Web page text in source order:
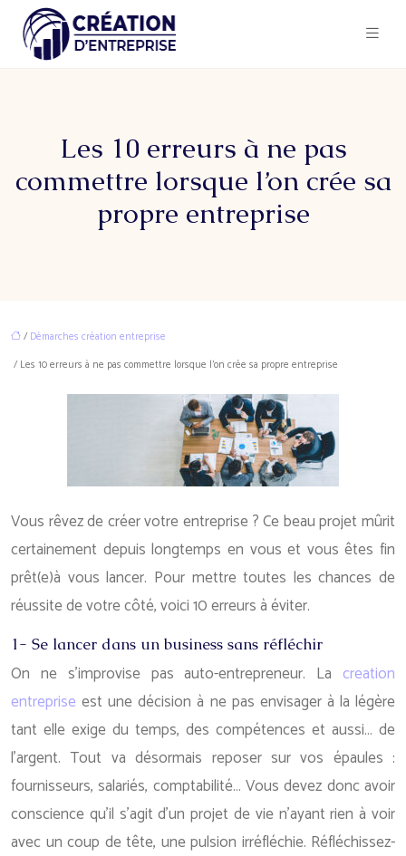
Les 10 erreurs à ne pas
commettre lorsque l’on crée sa
propre entreprise
/ Démarches création entreprise
/ Les 10 erreurs à ne pas commettre lorsque l’on crée sa propre entreprise
Vous rêvez de créer votre entreprise ? Ce beau projet mûrit
certainement depuis longtemps en vous et vous êtes fin
prêt(e)à vous lancer. Pour mettre toutes les chances de
réussite de votre côté, voici 10 erreurs à éviter.
1- Se lancer dans un business sans réfléchir
On ne s’improvise pas auto-entrepreneur. La creation
entreprise est une décision à ne pas envisager à la légère
tant elle exige du temps, des compétences et aussi… de
l’argent. Tout va désormais reposer sur vos épaules :
fournisseurs, salariés, comptabilité… Vous devez donc avoir
conscience qu’il s’agit d’un projet de vie n’ayant rien à voir
avec un coup de tête, une pulsion irréfléchie. Réfléchissez-